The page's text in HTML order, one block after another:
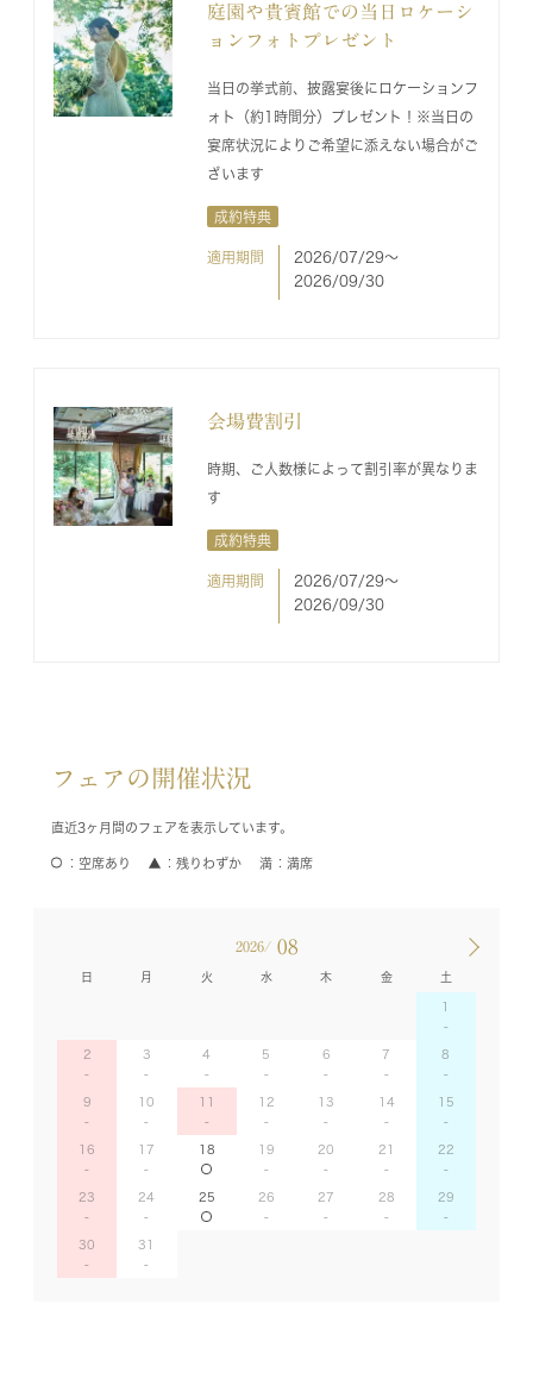
庭園や貴賓館での当日ロケーシ
ョンフォトプレゼント
当日の挙式前、披露宴後にロケーションフ
ォト（約1時間分）プレゼント！※当日の
宴席状況によりご希望に添えない場合がご
ざいます
成約特典
適用期間
2026/07/29〜
2026/09/30
会場費割引
時期、ご人数様によって割引率が異なりま
す
成約特典
適用期間
2026/07/29〜
2026/09/30
フェアの開催状況
直近3ヶ月間のフェアを表示しています。
空席あり 残りわずか 満席
2026/ 08
日 月 火 水 木 金 土
1
2 3 4 5 6 7 8
9 10 11 12 13 14 15
16 17 18 19 20 21 22
23 24 25 26 27 28 29
30 31